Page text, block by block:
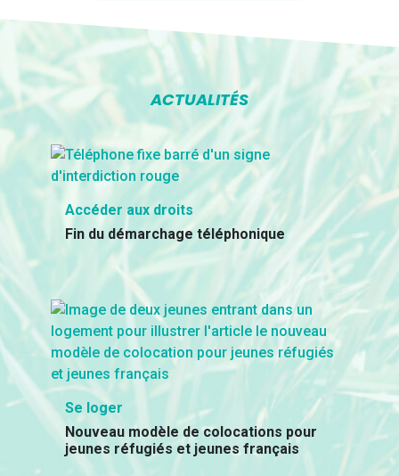
ACTUALITÉS
Accéder aux droits
Fin du démarchage téléphonique
Se loger
Nouveau modèle de colocations pour
jeunes réfugiés et jeunes français